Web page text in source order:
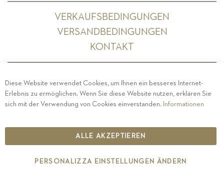
VERKAUFSBEDINGUNGEN
VERSANDBEDINGUNGEN
KONTAKT
PRIVACY-IMPRESSUM- COOKIE POLICY-
ETHISCHER KODEX
IT00126670215
Diese Website verwendet Cookies, um Ihnen ein besseres Internet-
Erlebnis zu ermöglichen. Wenn Sie diese Website nutzen, erklären Sie
sich mit der Verwendung von Cookies einverstanden. Informationen
ALLE AKZEPTIEREN
PERSONALIZZA EINSTELLUNGEN ÄNDERN